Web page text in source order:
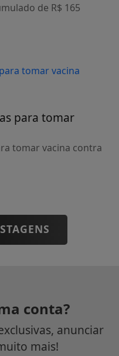
de R$ 165
para tomar
tomar vacina contra
conta?
anunciar
mais!